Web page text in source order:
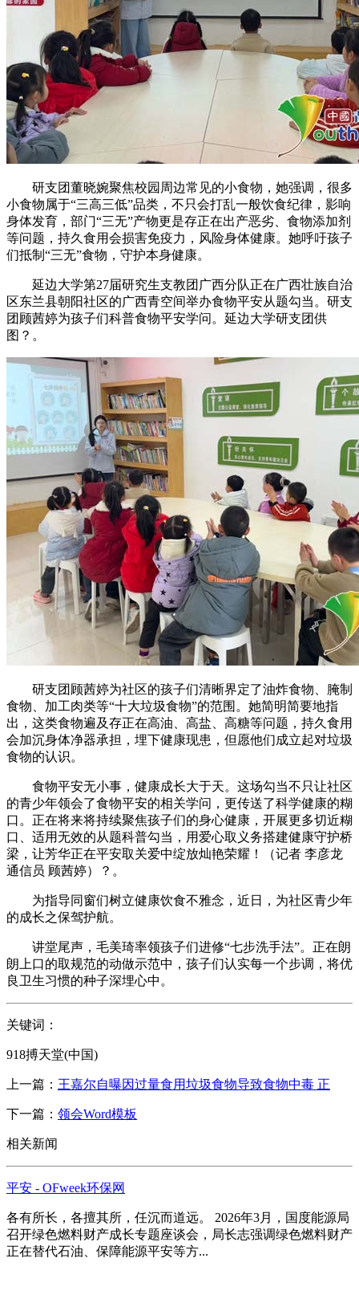
研支团董晓婉聚焦校园周边常见的小食物，她强调，很多
小食物属于“三高三低”品类，不只会打乱一般饮食纪律，影响
身体发育，部门“三无”产物更是存正在出产恶劣、食物添加剂
等问题，持久食用会损害免疫力，风险身体健康。她呼吁孩子
们抵制“三无”食物，守护本身健康。
延边大学第27届研究生支教团广西分队正在广西壮族自治
区东兰县朝阳社区的广西青空间举办食物平安从题勾当。研支
团顾茜婷为孩子们科普食物平安学问。延边大学研支团供
图？。
研支团顾茜婷为社区的孩子们清晰界定了油炸食物、腌制
食物、加工肉类等“十大垃圾食物”的范围。她简明简要地指
出，这类食物遍及存正在高油、高盐、高糖等问题，持久食用
会加沉身体净器承担，埋下健康现患，但愿他们成立起对垃圾
食物的认识。
食物平安无小事，健康成长大于天。这场勾当不只让社区
的青少年领会了食物平安的相关学问，更传送了科学健康的糊
口。正在将来将持续聚焦孩子们的身心健康，开展更多切近糊
口、适用无效的从题科普勾当，用爱心取义务搭建健康守护桥
梁，让芳华正在平安取关爱中绽放灿艳荣耀！（记者 李彦龙
通信员 顾茜婷）？。
为指导同窗们树立健康饮食不雅念，近日，为社区青少年
的成长之保驾护航。
讲堂尾声，毛美琦率领孩子们进修“七步洗手法”。正在朗
朗上口的取规范的动做示范中，孩子们认实每一个步调，将优
良卫生习惯的种子深埋心中。
关键词：
918搏天堂(中国)
上一篇： 王嘉尔自曝因过量食用垃圾食物导致食物中毒 正
下一篇： 领会Word模板
相关新闻
平安 - OFweek环保网
各有所长，各擅其所，任沉而道远。 2026年3月，国度能源局
召开绿色燃料财产成长专题座谈会，局长志强调绿色燃料财产
正在替代石油、保障能源平安等方...